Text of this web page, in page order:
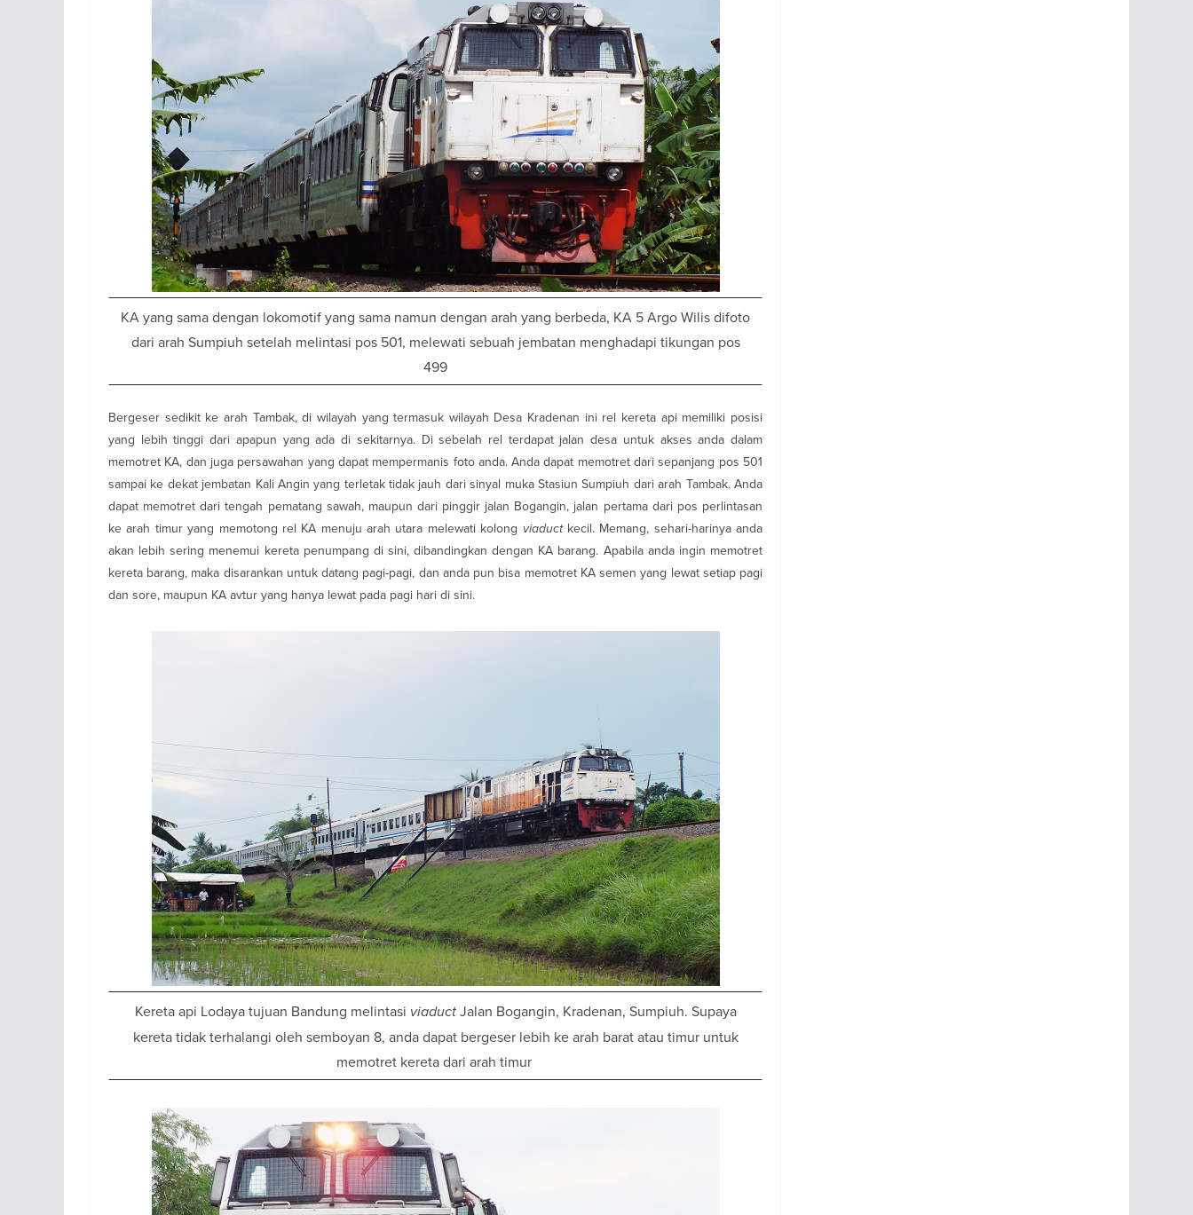
KA yang sama dengan lokomotif yang sama namun dengan arah yang berbeda, KA 5 Argo Wilis difoto
dari arah Sumpiuh setelah melintasi pos 501, melewati sebuah jembatan menghadapi tikungan pos
499
Bergeser sedikit ke arah Tambak, di wilayah yang termasuk wilayah Desa Kradenan ini rel kereta api memiliki posisi
yang lebih tinggi dari apapun yang ada di sekitarnya. Di sebelah rel terdapat jalan desa untuk akses anda dalam
memotret KA, dan juga persawahan yang dapat mempermanis foto anda. Anda dapat memotret dari sepanjang pos 501
sampai ke dekat jembatan Kali Angin yang terletak tidak jauh dari sinyal muka Stasiun Sumpiuh dari arah Tambak. Anda
dapat memotret dari tengah pematang sawah, maupun dari pinggir jalan Bogangin, jalan pertama dari pos perlintasan
ke arah timur yang memotong rel KA menuju arah utara melewati kolong viaduct kecil. Memang, sehari-harinya anda
akan lebih sering menemui kereta penumpang di sini, dibandingkan dengan KA barang. Apabila anda ingin memotret
kereta barang, maka disarankan untuk datang pagi-pagi, dan anda pun bisa memotret KA semen yang lewat setiap pagi
dan sore, maupun KA avtur yang hanya lewat pada pagi hari di sini.
Kereta api Lodaya tujuan Bandung melintasi viaductJalan Bogangin, Kradenan, Sumpiuh. Supaya
kereta tidak terhalangi oleh semboyan 8, anda dapat bergeser lebih ke arah barat atau timur untuk
memotret kereta dari arah timur